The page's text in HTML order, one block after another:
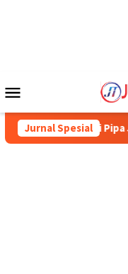
Mobile
Jurnal Spesial
Perbaiki Pipa JDU,